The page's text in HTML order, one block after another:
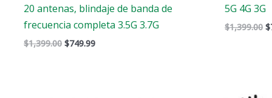
20 antenas, blindaje de banda de
frecuencia completa 3.5G 3.7G
$1,399.00 $749.99
5G 4G 3G
$1,399.00 $